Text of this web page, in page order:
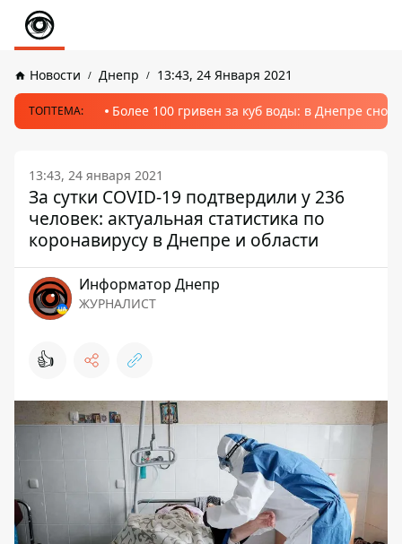
Новости Днепр 13:43, 24 Января 2021
ТОПТЕМА: Более 100 гривен за куб воды: в Днепре
13:43, 24 января 2021
За сутки COVID-19 подтвердили у 236
человек: актуальная статистика по
коронавирусу в Днепре и области
Информатор Днепр
ЖУРНАЛИСТ
👍